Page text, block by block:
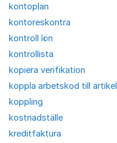
kontoplan
kontoreskontra
kontroll lön
kontrollista
kopiera verifikation
koppla arbetskod till artikel
koppling
kostnadställe
kreditfaktura